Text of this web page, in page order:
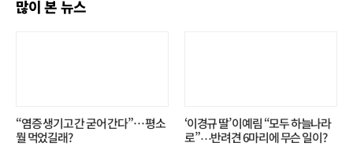
많이 본 뉴스
“염증 생기고 간 굳어 간다”… 평소
뭘 먹었길래?
‘이경규 딸’ 이예림 “모두 하늘나라
로”⋯반려견 6마리에 무슨 일이?